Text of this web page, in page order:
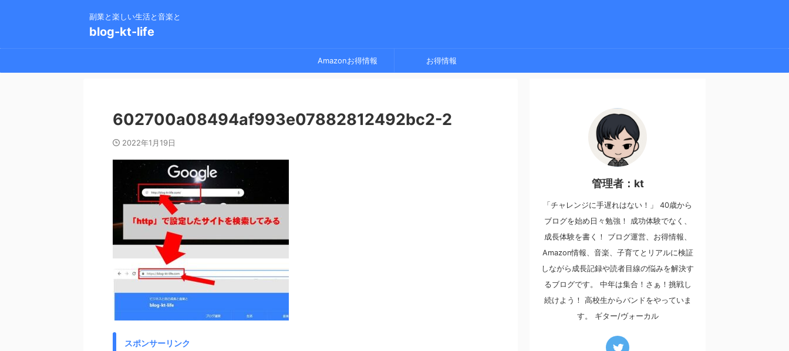
副業と楽しい生活と音楽と
blog-kt-life
Amazonお得情報 お得情報
602700a08494af993e07882812492bc2-2
2022年1月19日
スポンサーリンク
管理者：kt
「チャレンジに手遅れはない！」 40歳から
ブログを始め日々勉強！ 成功体験でなく、
成長体験を書く！ ブログ運営、お得情報、
Amazon情報、音楽、子育てとリアルに検証
しながら成長記録や読者目線の悩みを解決す
るブログです。 中年は集合！さぁ！挑戦し
続けよう！ 高校生からバンドをやっていま
す。 ギター/ヴォーカル